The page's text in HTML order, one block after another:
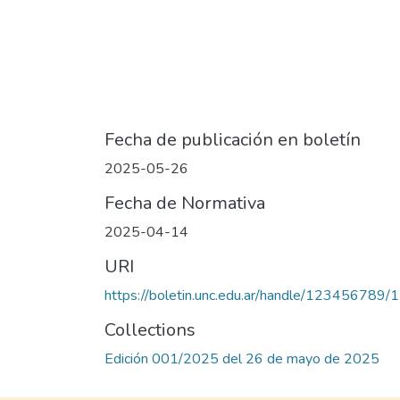
Fecha de publicación en boletín
2025-05-26
Fecha de Normativa
2025-04-14
URI
https://boletin.unc.edu.ar/handle/123456789/
Collections
Edición 001/2025 del 26 de mayo de 2025